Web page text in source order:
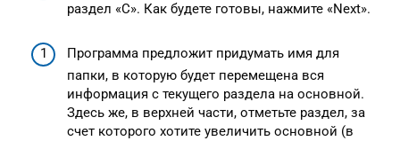
раздел «C». Как будете готовы, нажмите «Next».
Программа предложит придумать имя для
папки, в которую будет перемещена вся
информация с текущего раздела на основной.
Здесь же, в верхней части, отметьте раздел, за
счет которого хотите увеличить основной (в